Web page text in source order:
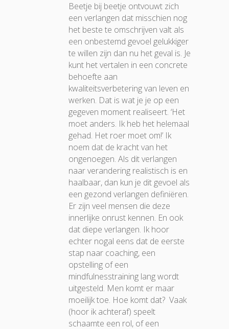
Beetje bij beetje ontvouwt zich
een verlangen dat misschien nog
het beste te omschrijven valt als
een onbestemd gevoel gelukkiger
te willen zijn dan nu het geval is. Je
kunt het vertalen in een concrete
behoefte aan
kwaliteitsverbetering van leven en
werken. Dat is wat je je op een
gegeven moment realiseert. ‘Het
moet anders. Ik heb het helemaal
gehad. Het roer moet om!’ Ik
noem dat de kracht van het
ongenoegen. Als dit verlangen
naar verandering realistisch is en
haalbaar, dan kun je dit gevoel als
een gezond verlangen definiëren.
Er zijn veel mensen die deze
innerlijke onrust kennen. En ook
dat diepe verlangen. Ik hoor
echter nogal eens dat de eerste
stap naar coaching, een
opstelling of een
mindfulnesstraining lang wordt
uitgesteld. Men komt er maar
moeilijk toe. Hoe komt dat? Vaak
(hoor ik achteraf) speelt
schaamte een rol, of een